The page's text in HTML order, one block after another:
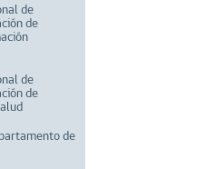
de
de
de
de
de